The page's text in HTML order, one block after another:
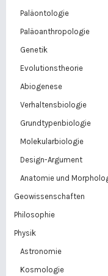
Paläontologie
Paläoanthropologie
Genetik
Evolutionstheorie
Abiogenese
Verhaltensbiologie
Grundtypenbiologie
Molekularbiologie
Design-Argument
Anatomie und
Geowissenschaften
Philosophie
Physik
Astronomie
Kosmologie